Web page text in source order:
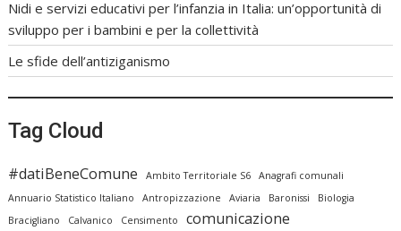
Nidi e servizi educativi per l’infanzia in Italia: un’opportunità di
sviluppo per i bambini e per la collettività
Le sfide dell’antiziganismo
Tag Cloud
#datiBeneComune Ambito Territoriale S6
Anagrafi comunali
Annuario Statistico Italiano
Antropizzazione Aviaria Baronissi
Biologia
Bracigliano
Calvanico Censimento comunicazione